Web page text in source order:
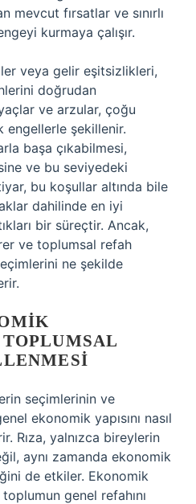
mevcut fırsatlar ve sınırlı
kurmaya çalışır.
veya gelir eşitsizlikleri,
doğrudan
ve arzular, çoğu
engellerle şekillenir.
başa çıkabilmesi,
ve bu seviyedeki
bu koşullar altında bile
dahilinde en iyi
bir süreçtir. Ancak,
ve toplumsal refah
ne şekilde
seçimlerinin ve
ekonomik yapısını nasıl
Rıza, yalnızca bireylerin
aynı zamanda ekonomik
de etkiler. Ekonomik
genel refahını